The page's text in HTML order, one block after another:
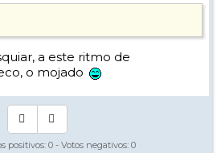
a este ritmo de
o mojado
positivos: 0 - Votos negativos: 0